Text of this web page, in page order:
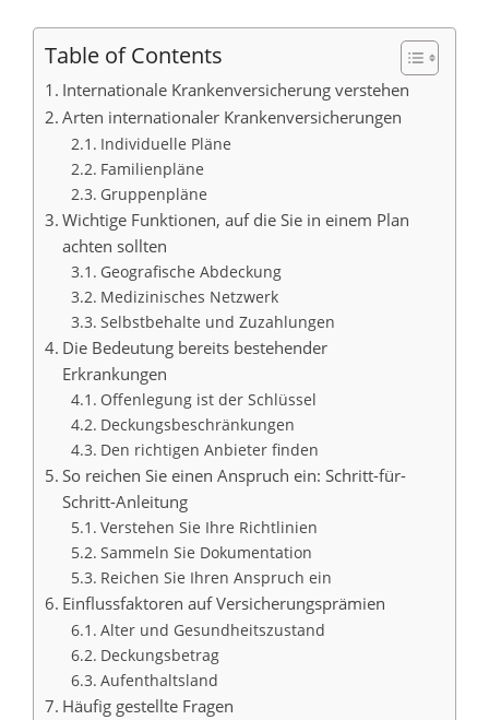
Table of Contents
Internationale Krankenversicherung verstehen
Arten internationaler Krankenversicherungen
Individuelle Pläne
Familienpläne
Gruppenpläne
Wichtige Funktionen, auf die Sie in einem Plan
achten sollten
Geografische Abdeckung
Medizinisches Netzwerk
Selbstbehalte und Zuzahlungen
Die Bedeutung bereits bestehender
Erkrankungen
Offenlegung ist der Schlüssel
Deckungsbeschränkungen
Den richtigen Anbieter finden
So reichen Sie einen Anspruch ein: Schritt-für-
Schritt-Anleitung
Verstehen Sie Ihre Richtlinien
Sammeln Sie Dokumentation
Reichen Sie Ihren Anspruch ein
Einflussfaktoren auf Versicherungsprämien
Alter und Gesundheitszustand
Deckungsbetrag
Aufenthaltsland
Häufig gestellte Fragen